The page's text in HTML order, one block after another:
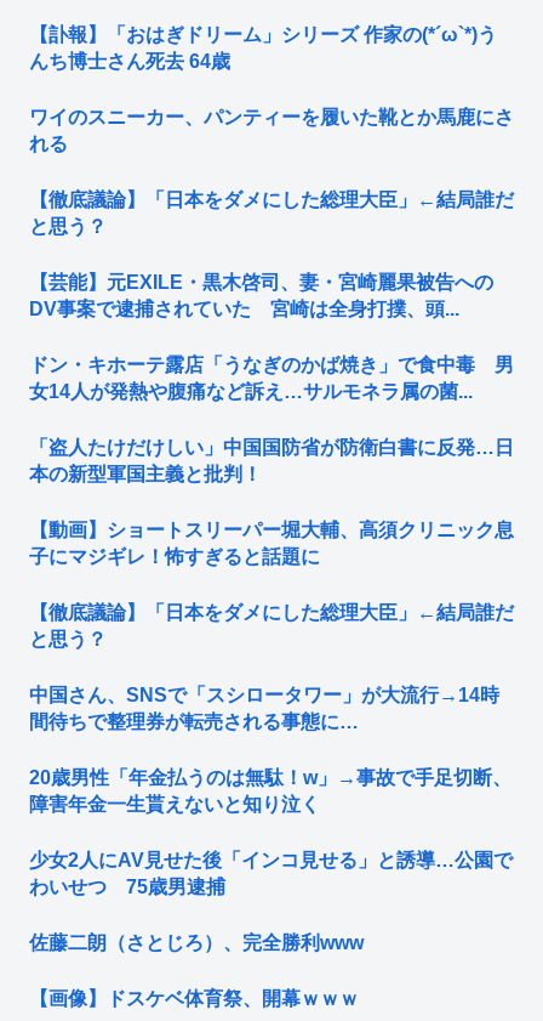
【訃報】「おはぎドリーム」シリーズ 作家の(*´ω`*)う
んち博士さん死去 64歳
ワイのスニーカー、パンティーを履いた靴とか馬鹿にさ
れる
【徹底議論】「日本をダメにした総理大臣」←結局誰だ
と思う？
【芸能】元EXILE・黒木啓司、妻・宮崎麗果被告への
DV事案で逮捕されていた 宮崎は全身打撲、頭...
ドン・キホーテ露店「うなぎのかば焼き」で食中毒 男
女14人が発熱や腹痛など訴え…サルモネラ属の菌...
「盗人たけだけしい」中国国防省が防衛白書に反発…日
本の新型軍国主義と批判！
【動画】ショートスリーパー堀大輔、高須クリニック息
子にマジギレ！怖すぎると話題に
【徹底議論】「日本をダメにした総理大臣」←結局誰だ
と思う？
中国さん、SNSで「スシロータワー」が大流行→14時
間待ちで整理券が転売される事態に…
20歳男性「年金払うのは無駄！w」→事故で手足切断、
障害年金一生貰えないと知り泣く
少女2人にAV見せた後「インコ見せる」と誘導…公園で
わいせつ 75歳男逮捕
佐藤二朗（さとじろ）、完全勝利www
【画像】ドスケベ体育祭、開幕ｗｗｗ